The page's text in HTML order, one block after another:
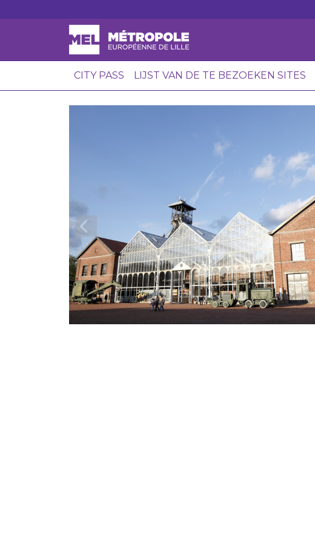
CITY PASS LIJST VAN DE TE BEZOEKEN SITES